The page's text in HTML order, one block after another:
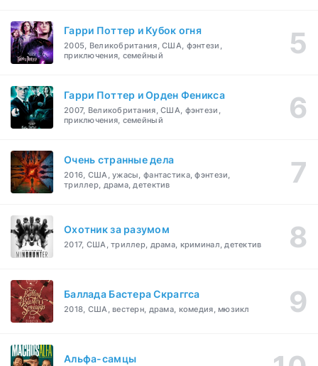
Гарри Поттер и Кубок огня
2005, Великобритания, США, фэнтези,
приключения, семейный
Гарри Поттер и Орден Феникса
2007, Великобритания, США, фэнтези,
приключения, семейный
Очень странные дела
2016, США, ужасы, фантастика, фэнтези,
триллер, драма, детектив
Охотник за разумом
2017, США, триллер, драма, криминал, детектив
Баллада Бастера Скраггса
2018, США, вестерн, драма, комедия, мюзикл
Альфа-самцы